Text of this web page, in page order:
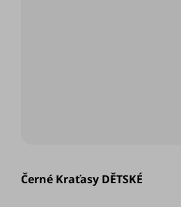
Černé Kraťasy DĚTSKÉ